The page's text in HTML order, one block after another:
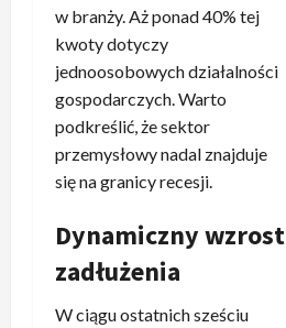
w branży. Aż ponad 40% tej
kwoty dotyczy
jednoosobowych działalności
gospodarczych. Warto
podkreślić, że sektor
przemysłowy nadal znajduje
się na granicy recesji.
Dynamiczny wzrost
zadłużenia
W ciągu ostatnich sześciu